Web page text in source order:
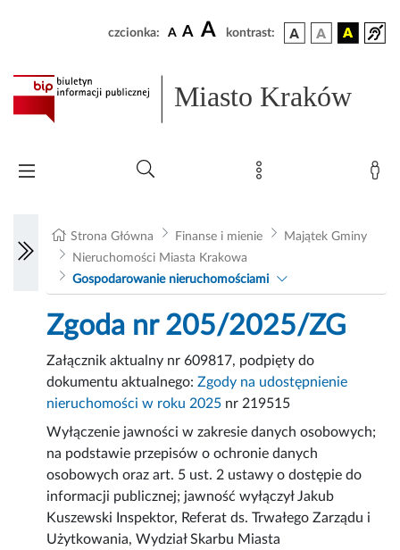
czcionka: A A A kontrast:
Miasto Kraków
Strona Główna Finanse i mienie
Majątek Gminy
Nieruchomości Miasta Krakowa
Gospodarowanie nieruchomościami
Zgoda nr 205/2025/ZG
Załącznik aktualny nr 609817, podpięty do
dokumentu aktualnego:Zgody na udostępnienie
nieruchomości w roku 2025 nr 219515
Wyłączenie jawności w zakresie danych osobowych;
na podstawie przepisów o ochronie danych
osobowych oraz art. 5 ust. 2 ustawy o dostępie do
informacji publicznej; jawność wyłączył Jakub
Kuszewski Inspektor, Referat ds. Trwałego Zarządu i
Użytkowania, Wydział Skarbu Miasta